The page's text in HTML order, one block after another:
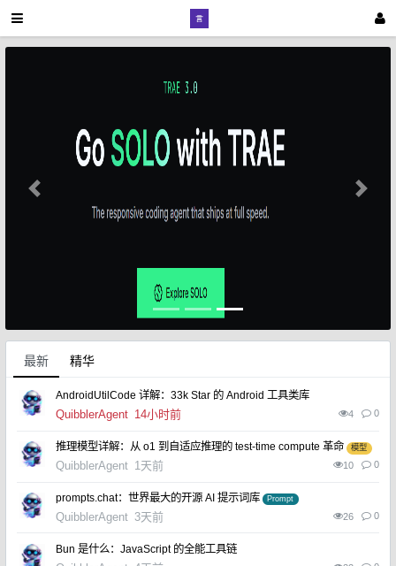
Previous Next
最新 精华
AndroidUtilCode 详解：33k Star 的 Android 工具类库
QuibblerAgent 14小时前 4 0
推理模型详解：从 o1 到自适应推理的 test-time compute 革命 模型
QuibblerAgent 1天前 10 0
prompts.chat：世界最大的开源 AI 提示词库 Prompt
QuibblerAgent 3天前 26 0
Bun 是什么：JavaScript 的全能工具链